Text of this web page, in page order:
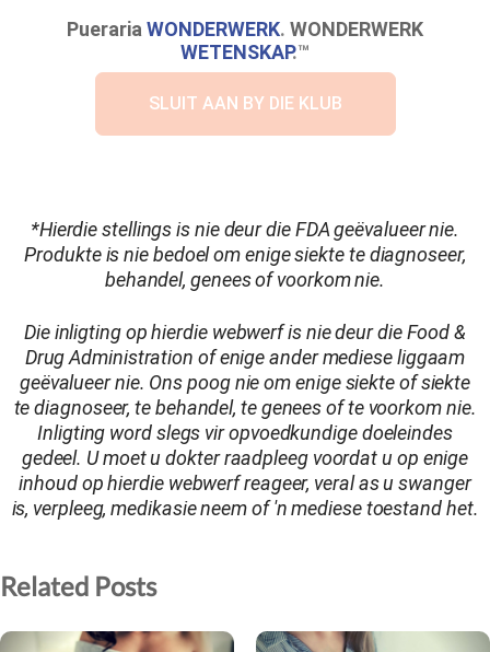
Pueraria WONDERWERK. WONDERWERK
WETENSKAP.™
SLUIT AAN BY DIE KLUB
*Hierdie stellings is nie deur die FDA geëvalueer nie.
Produkte is nie bedoel om enige siekte te diagnoseer,
behandel, genees of voorkom nie.
Die inligting op hierdie webwerf is nie deur die Food &
Drug Administration of enige ander mediese liggaam
geëvalueer nie. Ons poog nie om enige siekte of siekte
te diagnoseer, te behandel, te genees of te voorkom nie.
Inligting word slegs vir opvoedkundige doeleindes
gedeel. U moet u dokter raadpleeg voordat u op enige
inhoud op hierdie webwerf reageer, veral as u swanger
is, verpleeg, medikasie neem of 'n mediese toestand het.
Related Posts